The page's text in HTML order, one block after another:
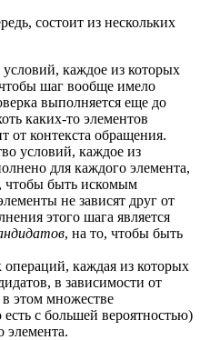
состоит из нескольких
каждое из которых
шаг вообще имело
выполняется еще до
каких-то элементов
от контекста обращения.
условий, каждое из
для каждого элемента,
чтобы быть искомым
не зависят друг от
этого шага является
, на то, чтобы быть
операций, каждая из которых
в зависимости от
в этом множестве
с большей вероятностью)
элемента.